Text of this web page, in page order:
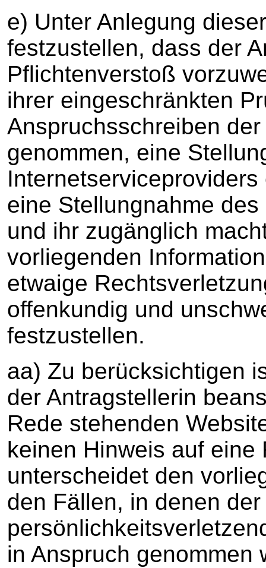
e) Unter Anlegung
festzustellen, dass der
Pflichtenverstoß
ihrer eingeschränkten
Anspruchsschreiben
genommen, eine
eine Stellungnahme
und ihr zugänglich
vorliegenden
etwaige
offenkundig und
festzustellen.
aa) Zu berücksichtigen
der Antragstellerin
Rede stehenden
keinen Hinweis auf
unterscheidet den
den Fällen, in denen
in Anspruch genommen